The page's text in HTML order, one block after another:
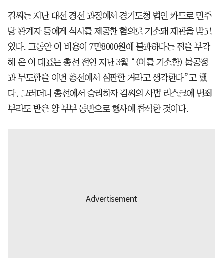
김씨는 지난 대선 경선 과정에서 경기도청 법인 카드로 민주
당 관계자 등에게 식사를 제공한 혐의로 기소돼 재판을 받고
있다. 그동안 이 비용이 7만8000원에 불과하다는 점을 부각
해 온 이 대표는 총선 전인 지난 3월 “(이를 기소한) 불공정
과 무도함을 이번 총선에서 심판할 거라고 생각한다”고 했
다. 그러더니 총선에서 승리하자 김씨의 사법 리스크에 면죄
부라도 받은 양 부부 동반으로 행사에 참석한 것이다.